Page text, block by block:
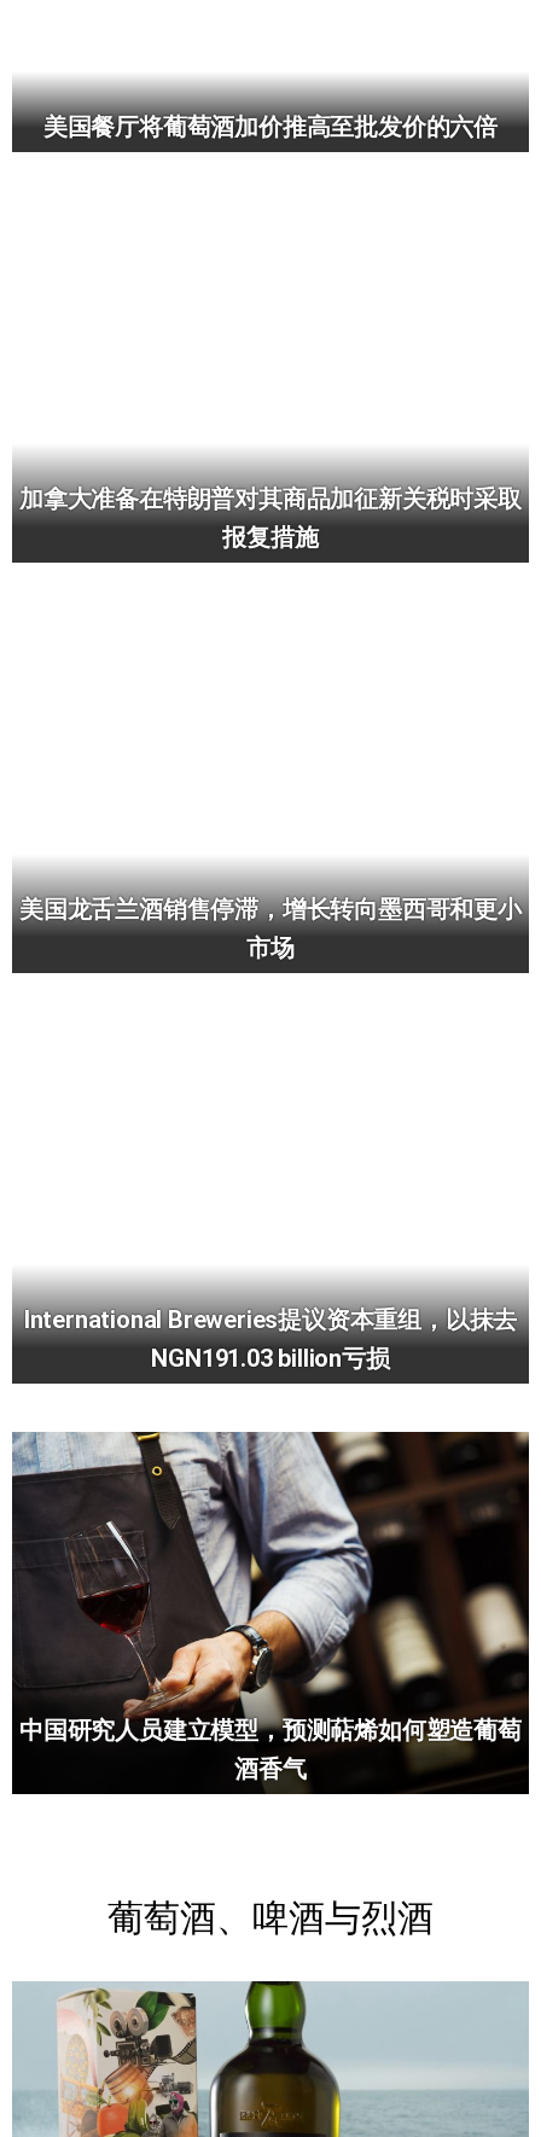
美国餐厅将葡萄酒加价推高至批发价的六倍
加拿大准备在特朗普对其商品加征新关税时采取
报复措施
美国龙舌兰酒销售停滞，增长转向墨西哥和更小
市场
International Breweries提议资本重组，以抹去
NGN191.03 billion亏损
中国研究人员建立模型，预测萜烯如何塑造葡萄
酒香气
葡萄酒、啤酒与烈酒